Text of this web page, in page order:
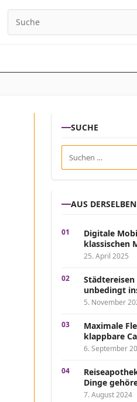
Suchen nach:
SUCHE
Suchen nach:
AUS
Digitale
klassischen
25. April 2025
Städtereisen
unbedingt
5. November
Maximale
klappbare
6. September
Dinge
7. August 2024